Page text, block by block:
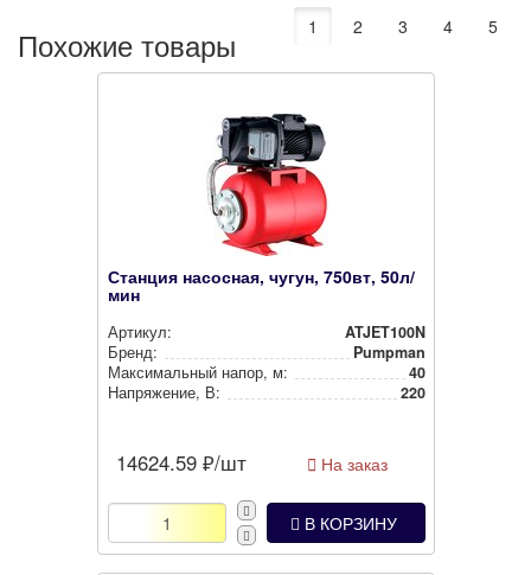
Похожие товары 1 2 3 4 5
Станция насосная, чугун, 750вт, 50л/
мин
Артикул:
ATJET100N
Бренд:
Pumpman
Мак­си­маль­ный напор, м:
40
Нап­ря­же­ние, В:
220
14624.59 ₽/шт На заказ
В КОРЗИНУ